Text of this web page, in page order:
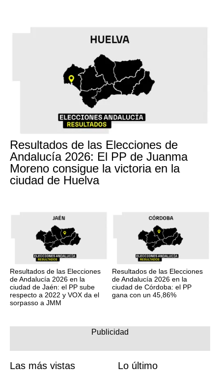
Resultados de las Elecciones de
Andalucía 2026: El PP de Juanma
Moreno consigue la victoria en la
ciudad de Huelva
Resultados de las Elecciones
de Andalucía 2026 en la
ciudad de Jaén: el PP sube
respecto a 2022 y VOX da el
sorpasso a JMM
Resultados de las Elecciones
de Andalucía 2026 en la
ciudad de Córdoba: el PP
gana con un 45,86%
Las más vistas Lo último